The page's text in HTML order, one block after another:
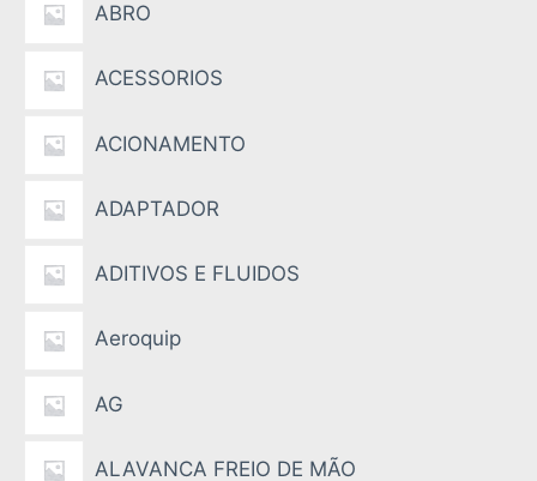
ABRO
ACESSORIOS
ACIONAMENTO
ADAPTADOR
ADITIVOS E FLUIDOS
Aeroquip
AG
ALAVANCA FREIO DE MÃO